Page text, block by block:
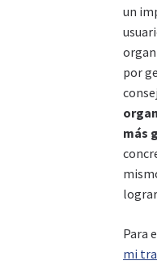
un
por
más
Para
mi